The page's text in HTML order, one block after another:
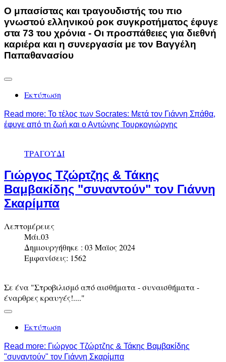
Ο μπασίστας και τραγουδιστής του πιο
γνωστού ελληνικού ροκ συγκροτήματος έφυγε
στα 73 του χρόνια - Οι προσπάθειες για διεθνή
καριέρα και η συνεργασία με τον Βαγγέλη
Παπαθανασίου
Εκτύπωση
Read more: Το τέλος των Socrates: Μετά τον Γιάννη Σπάθα,
έφυγε από τη ζωή και ο Αντώνης Τουρκογιώργης
ΤΡΑΓΟΥΔΙ
Γιώργος Τζώρτζης & Τάκης
Βαμβακίδης "συναντούν" τον Γιάννη
Σκαρίμπα
Λεπτομέρειες
Μάι.03
Δημιουργήθηκε : 03 Μαϊος 2024
Εμφανίσεις: 1562
Σε ένα "Στροβιλισμό από αισθήματα - συναισθήματα -
έναρθρες κραυγές!...."
Εκτύπωση
Read more: Γιώργος Τζώρτζης & Τάκης Βαμβακίδης
"συναντούν" τον Γιάννη Σκαρίμπα